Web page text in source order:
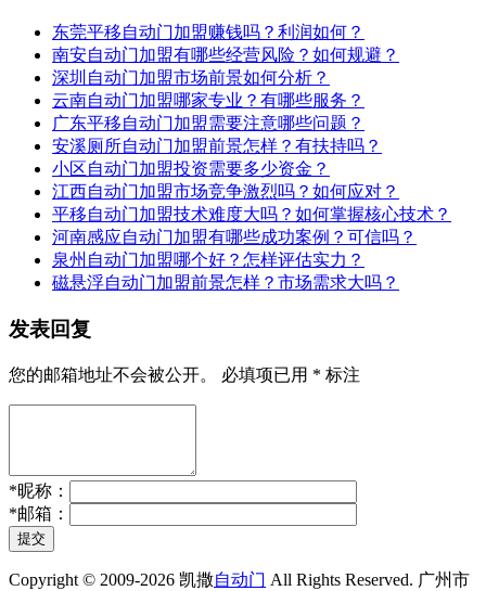
东莞平移自动门加盟赚钱吗？利润如何？
南安自动门加盟有哪些经营风险？如何规避？
深圳自动门加盟市场前景如何分析？
云南自动门加盟哪家专业？有哪些服务？
广东平移自动门加盟需要注意哪些问题？
安溪厕所自动门加盟前景怎样？有扶持吗？
小区自动门加盟投资需要多少资金？
江西自动门加盟市场竞争激烈吗？如何应对？
平移自动门加盟技术难度大吗？如何掌握核心技术？
河南感应自动门加盟有哪些成功案例？可信吗？
泉州自动门加盟哪个好？怎样评估实力？
磁悬浮自动门加盟前景怎样？市场需求大吗？
发表回复
您的邮箱地址不会被公开。 必填项已用 * 标注
*昵称：
*邮箱：
提交
Copyright © 2009-2026 凯撒自动门 All Rights Reserved. 广州市